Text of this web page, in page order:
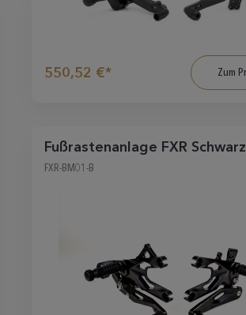
550,52 €* Zum
Fußrastenanlage FXR Schwarz
FXR-BM01-B